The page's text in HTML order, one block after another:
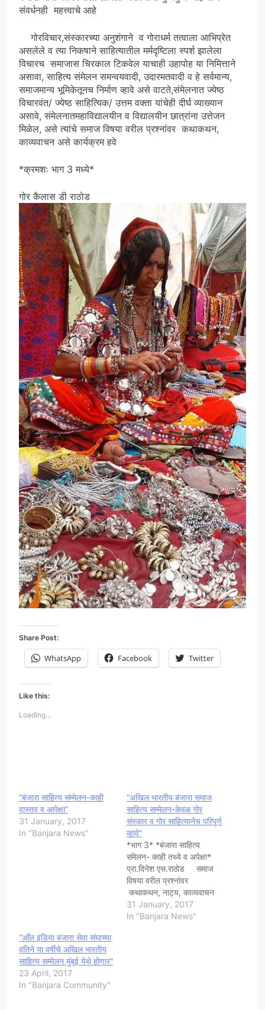
संवर्धनही महत्त्वाचे आहे
गोरविचार,संस्कारच्या अनुशंगाने व गोराधर्म तत्वाला आभिप्रेत
असलेले व त्या निकषाने साहित्यातील मर्मदृष्टिला स्पर्श झालेला
विचारच समाजास चिरकाल टिकवेल याचाही उहापोह या निमित्ताने
असावा, साहित्य संमेलन समन्वयवादी, उदारमतवादी व हे सर्वमान्य,
समाजमान्य भूमिकेतूनच निर्माण व्हावे असे वाटते,संमेलनात ज्येष्ठ
विचारवंत/ ज्येष्ठ साहित्यिक/ उत्तम वक्ता यांचेही दीर्घ व्याख्यान
असावे, संमेलनातमहाविद्यालयीन व विद्यालयीन छात्रांना उत्तेजन
मिळेल, असे त्यांचे समाज विषया वरील प्रश्नांवर कथाकथन,
काव्यवाचन असे कार्यक्रम हवे
*क्रमशः भाग 3 मध्ये*
गोर कैलास डी राठोड
Share Post:
WhatsApp Facebook Twitter
Like this:
Loading...
“बंजारा साहित्य संम्मेलन-काही
वास्तव व आपेक्षा”
31 January, 2017
In "Banjara News"
“अखिल भारतीय बंजारा समाज
साहित्य सम्मेलन-केवळ गोर
संस्कार व गोर साहित्यानेच परिपूर्ण
व्हावे”
​*भाग 3* *बंजारा साहित्य
संमेलन- काही तथ्ये व अपेक्षा*
प्रा.दिनेश एस.राठोड समाज
विषया वरील प्रश्नांवर
कथाकथन, नाट्य, काव्यवाचन
असे कार्यक्रम हवे विनोदी वक्तृत्व
स्पर्धा, बंजारा भजन लेंगीगीत
31 January, 2017
In "Banjara News"
“आँल इंडिया बंजारा सेवा संघाच्या
वतिने या वर्षीचे अखिल भारतीय
साहित्य सम्मेलन मुंबई येथे होणार”
23 April, 2017
In "Banjara Community"